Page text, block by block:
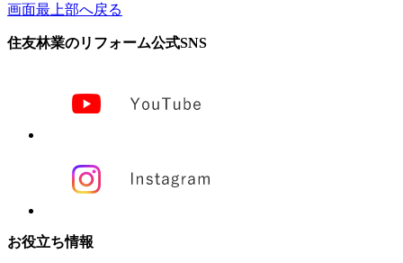
画面最上部へ戻る
住友林業のリフォーム公式SNS
お役立ち情報